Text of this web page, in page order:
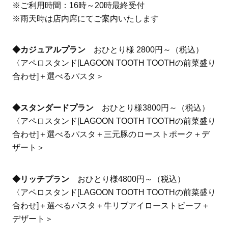
※ご利用時間：16時～20時最終受付
※雨天時は店内席にてご案内いたします
◆カジュアルプランおひとり様 2800円～（税込）
〈アペロスタンド[LAGOON TOOTH TOOTHの前菜盛り
合わせ]＋選べるパスタ＞
◆スタンダードプランおひとり様3800円～（税込）
〈アペロスタンド[LAGOON TOOTH TOOTHの前菜盛り
合わせ]＋選べるパスタ＋三元豚のローストポーク＋デ
ザート＞
◆リッチプランおひとり様4800円～（税込）
〈アペロスタンド[LAGOON TOOTH TOOTHの前菜盛り
合わせ]＋選べるパスタ＋牛リブアイローストビーフ＋
デザート＞